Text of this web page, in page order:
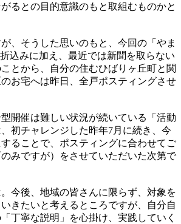
るとの目的意識のもと取組むものかと
、そうした思いのもと、今回の「やま
込みに加え、最近では新聞を取らない
とから、自分の住むひばりヶ丘町と関
お宅へは昨日、全戸ポスティングさせ
開催は難しい状況が続いている「活動
初チャレンジした昨年7月に続き、今
ることで、ポスティングに合わせてご
みですが）をさせていただいた次第で
今後、地域の皆さんに限らず、対象を
きたいと考えるところですが、自分自
丁寧な説明」を心掛け、実践していく